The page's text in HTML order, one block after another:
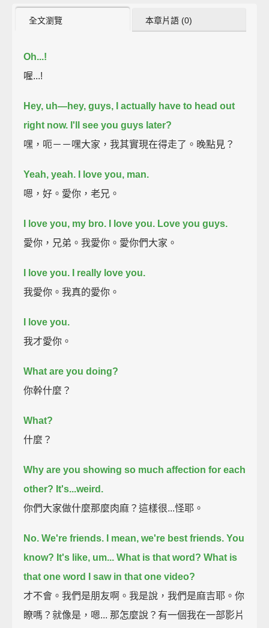
全文瀏覽 本章片語 (0)
Oh...!
喔...!
Hey, uh—hey, guys, I actually have to head out
right now. I'll see you guys later?
嘿，呃－－嘿大家，我其實現在得走了。晚點見？
Yeah, yeah. I love you, man.
嗯，好。愛你，老兄。
I love you, my bro. I love you. Love you guys.
愛你，兄弟。我愛你。愛你們大家。
I love you.
I really love you.
我愛你。我真的愛你。
I love you.
我才愛你。
What are you doing?
你幹什麼？
What?
什麼？
Why are you showing so much affection for each
other? It's...weird.
你們大家做什麼那麼肉麻？這樣很...怪耶。
No. We're friends. I mean, we're best friends. You
know? It's like, um... What is that word? What is
that one word I saw in that one video?
才不會。我們是朋友啊。我是說，我們是麻吉耶。你
瞭嗎？就像是，嗯... 那怎麼說？有一個我在一部影片